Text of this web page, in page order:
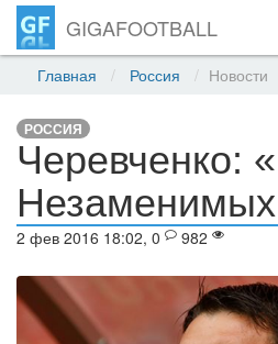
GIGAFOOTBALL
Главная Россия Новости
РОССИЯ
Черевченко:
Незаменимых
2 фев 2016 18:02, 0 982